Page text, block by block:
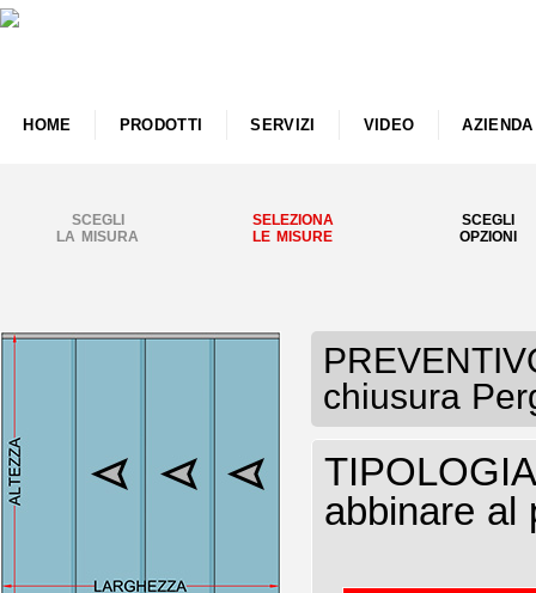
HOME PRODOTTI SERVIZI VIDEO AZIENDA
SCEGLI
LA MISURA
SELEZIONA
LE MISURE
SCEGLI
OPZIONI
chiusura
abbinare al